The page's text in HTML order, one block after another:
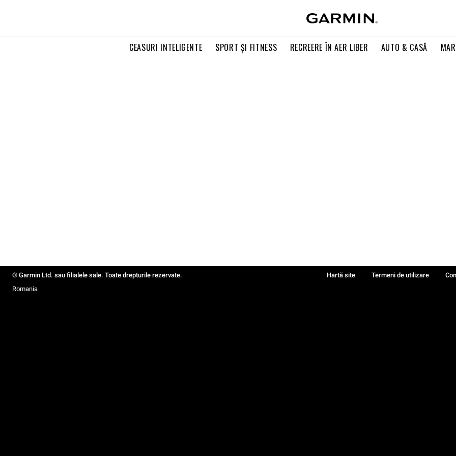
CEASURI INTELIGENTE SPORT ŞI FITNESS RECREERE ÎN AER LIBER AUTO & CASĂ
© Garmin Ltd. sau filialele sale. Toate drepturile rezervate. Hartă site Termeni de utilizare
Romania